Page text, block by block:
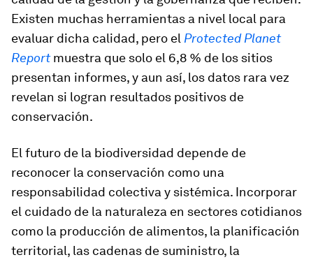
Existen muchas herramientas a nivel local para
evaluar dicha calidad, pero el Protected Planet
Reportmuestra que solo el 6,8 % de los sitios
presentan informes, y aun así, los datos rara vez
revelan si logran resultados positivos de
conservación.
El futuro de la biodiversidad depende de
reconocer la conservación como una
responsabilidad colectiva y sistémica. Incorporar
el cuidado de la naturaleza en sectores cotidianos
como la producción de alimentos, la planificación
territorial, las cadenas de suministro, la